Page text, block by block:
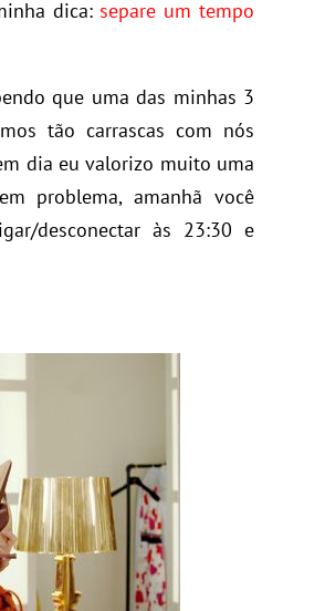
dica:separe um tempo
que uma das minhas 3
tão carrascas com nós
dia eu valorizo muito uma
problema, amanhã você
desconectar às 23:30 e